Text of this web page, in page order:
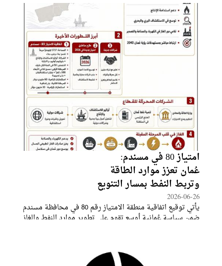
امتياز 80 في مسندم:
عُمان تعزز موارد الطاقة
وتربط النفط بمسار التنويع
2026-06-26
يأتي توقيع اتفاقية منطقة الامتياز رقم 80 في محافظة مسندم
ضمن سياسة عُمانية أوسع تقوم على تطوير موارد النفط والغاز
تمضي في تنفيذ رؤية "عُمان 2040"